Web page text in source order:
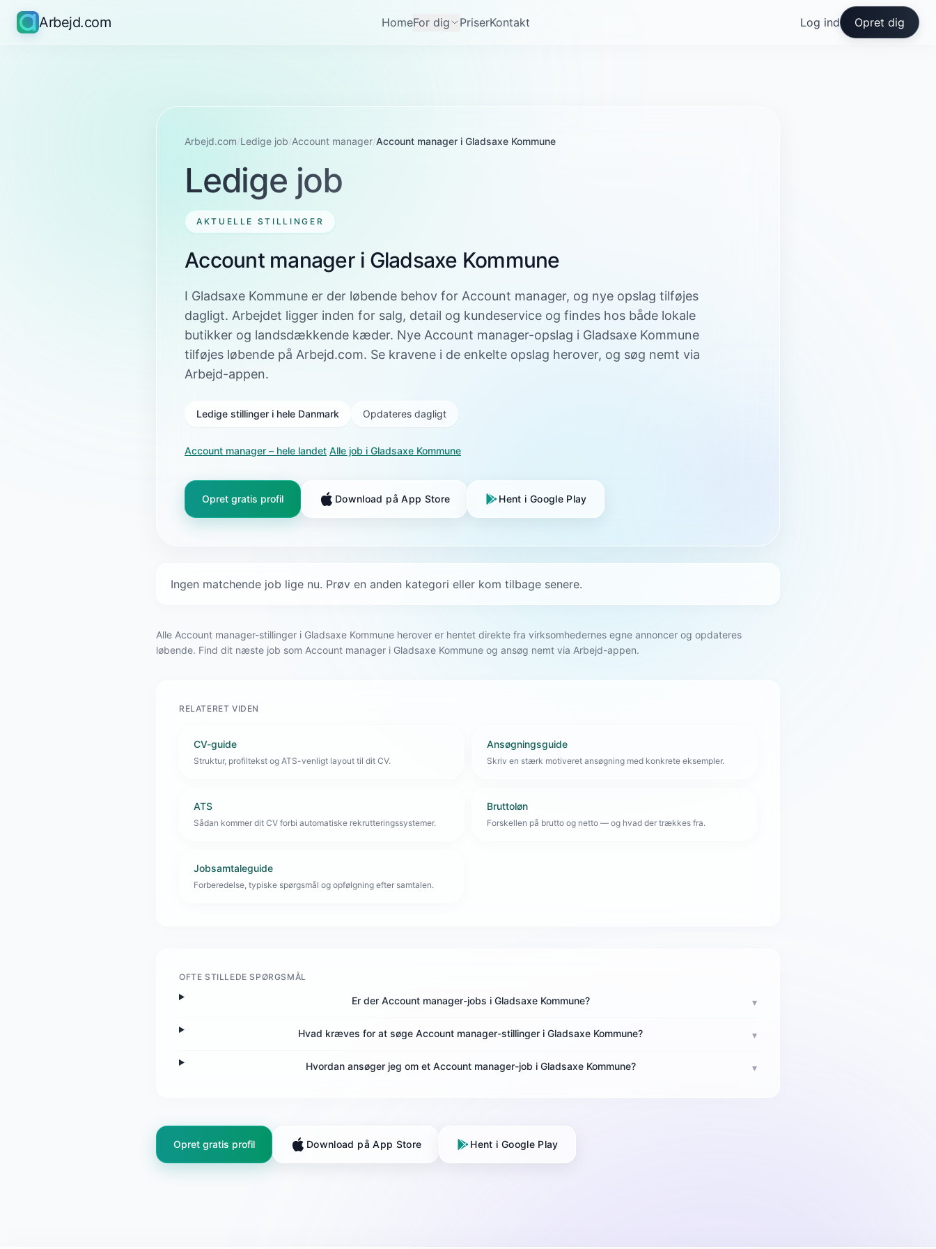
Arbejd.com HomeFor dig PriserKontakt Log ind Opret dig
Arbejd.com/Ledige job/Account manager/Account manager i Gladsaxe Kommune
Ledige job
AKTUELLE STILLINGER
Account manager i Gladsaxe Kommune
I Gladsaxe Kommune er der løbende behov for Account manager, og nye opslag tilføjes
dagligt. Arbejdet ligger inden for salg, detail og kundeservice og findes hos både lokale
butikker og landsdækkende kæder. Nye Account manager-opslag i Gladsaxe Kommune
tilføjes løbende på Arbejd.com. Se kravene i de enkelte opslag herover, og søg nemt via
Arbejd-appen.
Ledige stillinger i hele Danmark Opdateres dagligt
Account manager – hele landet·Alle job i Gladsaxe Kommune
Opret gratis profil Download på App Store Hent i Google Play
Ingen matchende job lige nu. Prøv en anden kategori eller kom tilbage senere.
Alle Account manager-stillinger i Gladsaxe Kommune herover er hentet direkte fra virksomhedernes egne annoncer og opdateres
løbende. Find dit næste job som Account manager i Gladsaxe Kommune og ansøg nemt via Arbejd-appen.
RELATERET VIDEN
CV-guide
Struktur, profiltekst og ATS-venligt layout til dit CV.
Ansøgningsguide
Skriv en stærk motiveret ansøgning med konkrete eksempler.
ATS
Sådan kommer dit CV forbi automatiske rekrutteringssystemer.
Bruttoløn
Forskellen på brutto og netto — og hvad der trækkes fra.
Jobsamtaleguide
Forberedelse, typiske spørgsmål og opfølgning efter samtalen.
OFTE STILLEDE SPØRGSMÅL
Er der Account manager-jobs i Gladsaxe Kommune? ▾
Hvad kræves for at søge Account manager-stillinger i Gladsaxe Kommune? ▾
Hvordan ansøger jeg om et Account manager-job i Gladsaxe Kommune? ▾
Opret gratis profil Download på App Store Hent i Google Play